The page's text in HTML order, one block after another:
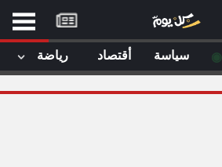
◉ سياسة أقتصاد رياضة
موقع
كل
يوم